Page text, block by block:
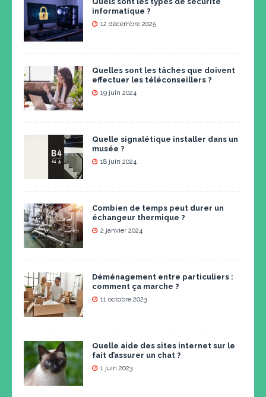
informatique ?
12 décembre 2025
Quelles sont les tâches que doivent
effectuer les téléconseillers ?
19 juin 2024
Quelle signalétique installer dans un
musée ?
18 juin 2024
Combien de temps peut durer un
échangeur thermique ?
2 janvier 2024
Déménagement entre particuliers :
comment ça marche ?
11 octobre 2023
Quelle aide des sites internet sur le
fait d’assurer un chat ?
1 juin 2023